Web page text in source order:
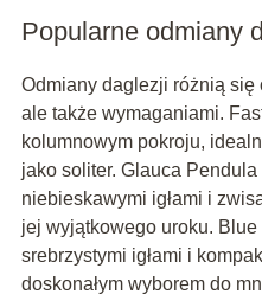
Popularne odmiany
Odmiany daglezji różnią
ale także wymaganiami.
kolumnowym pokroju,
jako soliter. Glauca
niebieskawymi igłami i
jej wyjątkowego uroku.
srebrzystymi igłami i
doskonałym wyborem do